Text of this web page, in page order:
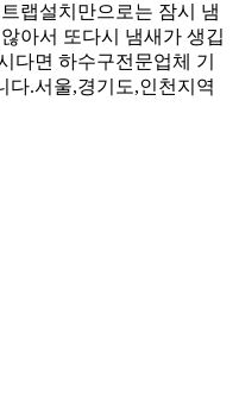
랩설치만으로는 잠시 냄
아서 또다시 냄새가 생깁
다면 하수구전문업체 기
다.서울,경기도,인천지역